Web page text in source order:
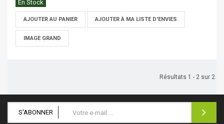
En Stock
AJOUTER AU PANIER AJOUTER À MA LISTE D'ENVIES
IMAGE GRAND
Résultats 1 - 2 sur 2.
S'ABONNER